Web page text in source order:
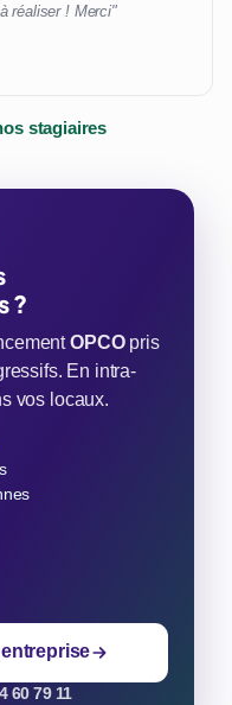
réaliser ! Merci"
stagiaires
?
OPCOpris
En intra-
vos locaux.
60 79 11